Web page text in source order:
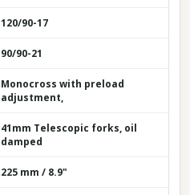
120/90-17
90/90-21
Monocross with preload
adjustment,
41mm Telescopic forks, oil
damped
225 mm / 8.9"